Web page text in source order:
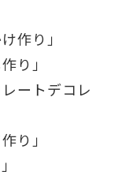
作り」
り」
ートデコレ
り」